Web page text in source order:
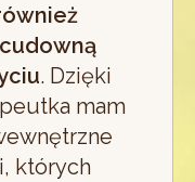
. Dzięki
mam
których